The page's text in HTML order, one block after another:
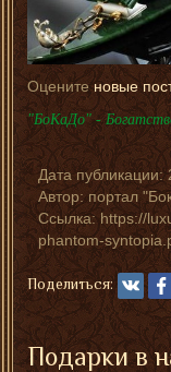
Оценитеновые
"БоКаДо" -
Дата публикации:
Автор: портал
Ссылка: https://
phantom-
Поделиться:
Подарки в